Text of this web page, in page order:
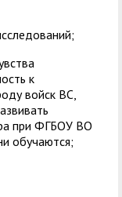
к
войск ВС,
при ФГБОУ ВО
обучаются;